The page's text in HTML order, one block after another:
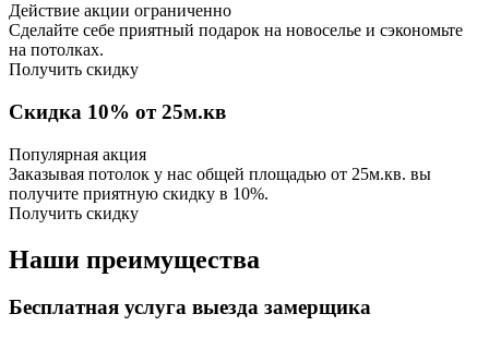
Действие акции ограниченно
Сделайте себе приятный подарок на новоселье и сэкономьте
на потолках.
Получить скидку
Скидка 10% от 25м.кв
Популярная акция
Заказывая потолок у нас общей площадью от 25м.кв. вы
получите приятную скидку в 10%.
Получить скидку
Наши преимущества
Бесплатная услуга выезда замерщика